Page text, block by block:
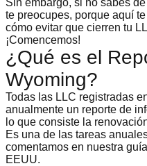
Sin embargo, si no sabes
te preocupes, porque aquí
cómo evitar que cierren tu
¡Comencemos!
¿Qué es el
Wyoming?
Todas las LLC registradas
anualmente un reporte de
lo que consiste la
Es una de las tareas
comentamos en nuestra
EEUU.